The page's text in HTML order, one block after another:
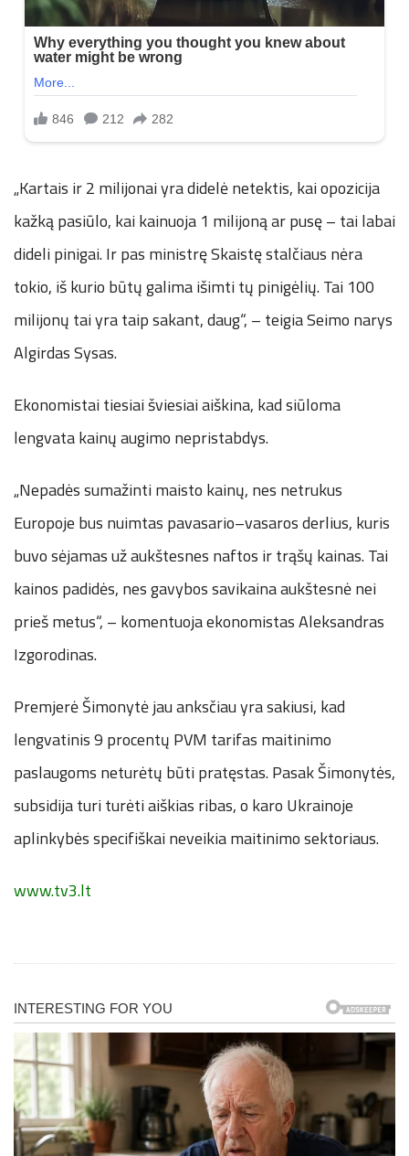
„Kartais ir 2 milijonai yra didelė netektis, kai opozicija
kažką pasiūlo, kai kainuoja 1 milijoną ar pusę – tai labai
dideli pinigai. Ir pas ministrę Skaistę stalčiaus nėra
tokio, iš kurio būtų galima išimti tų pinigėlių. Tai 100
milijonų tai yra taip sakant, daug“, – teigia Seimo narys
Algirdas Sysas.
Ekonomistai tiesiai šviesiai aiškina, kad siūloma
lengvata kainų augimo nepristabdys.
„Nepadės sumažinti maisto kainų, nes netrukus
Europoje bus nuimtas pavasario–vasaros derlius, kuris
buvo sėjamas už aukštesnes naftos ir trąšų kainas. Tai
kainos padidės, nes gavybos savikaina aukštesnė nei
prieš metus“, – komentuoja ekonomistas Aleksandras
Izgorodinas.
Premjerė Šimonytė jau anksčiau yra sakiusi, kad
lengvatinis 9 procentų PVM tarifas maitinimo
paslaugoms neturėtų būti pratęstas. Pasak Šimonytės,
subsidija turi turėti aiškias ribas, o karo Ukrainoje
aplinkybės specifiškai neveikia maitinimo sektoriaus.
www.tv3.lt